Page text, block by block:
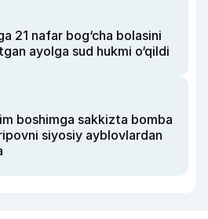
21 nafar bog‘cha bolasini
ayolga sud hukmi o‘qildi
boshimga sakkizta bomba
siyosiy ayblovlardan